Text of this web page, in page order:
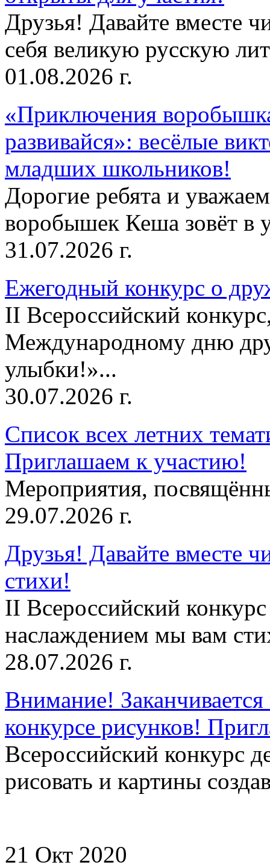
Друзья! Давайте вместе
себя великую русскую
01.08.2026 г.
«Приключения
развивайся»: весёлые
младших школьников!
Дорогие ребята и
воробышек Кеша зовёт в
31.07.2026 г.
Ежегодный конкурс о
II Всероссийский
Международному дню
улыбки!»...
30.07.2026 г.
Список всех летних
Приглашаем к участию!
Мероприятия,
29.07.2026 г.
Друзья! Давайте вместе
стихи!
II Всероссийский
наслаждением мы вам
28.07.2026 г.
Внимание!
конкурсе рисунков!
Всероссийский конкурс
рисовать и картины
21 Окт 2020